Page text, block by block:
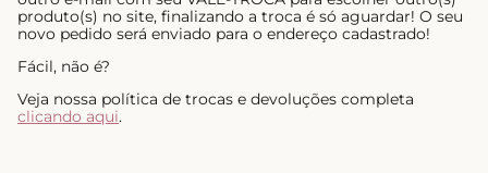
produto(s) no site, finalizando a troca é só aguardar! O seu
novo pedido será enviado para o endereço cadastrado!
Fácil, não é?
Veja nossa política de trocas e devoluções completa
clicando aqui.